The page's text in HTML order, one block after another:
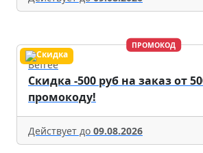
ПРОМОКОД
Befree
Скидка -500 руб на заказ от
промокоду!
Действует до 09.08.2026